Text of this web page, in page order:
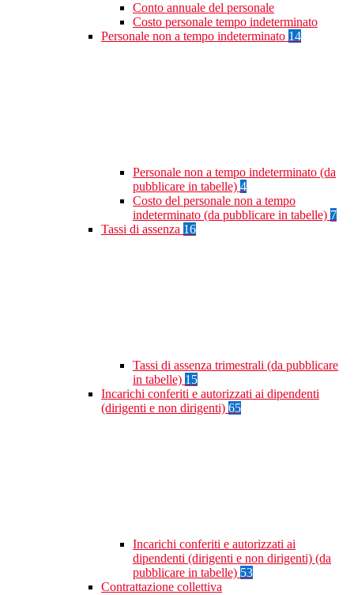
Conto annuale del personale
Costo personale tempo indeterminato
Personale non a tempo indeterminato 14
Personale non a tempo indeterminato (da
pubblicare in tabelle) 4
Costo del personale non a tempo
indeterminato (da pubblicare in tabelle) 7
Tassi di assenza 16
Tassi di assenza trimestrali (da pubblicare
in tabelle) 15
Incarichi conferiti e autorizzati ai dipendenti
(dirigenti e non dirigenti) 65
Incarichi conferiti e autorizzati ai
dipendenti (dirigenti e non dirigenti) (da
pubblicare in tabelle) 53
Contrattazione collettiva